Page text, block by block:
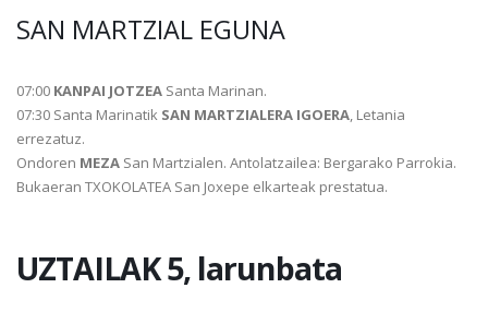
SAN MARTZIAL EGUNA
07:00 KANPAI JOTZEA Santa Marinan.
07:30 Santa Marinatik SAN MARTZIALERA IGOERA, Letania
errezatuz.
Ondoren MEZA San Martzialen. Antolatzailea: Bergarako Parrokia.
Bukaeran TXOKOLATEA San Joxepe elkarteak prestatua.
UZTAILAK 5, larunbata